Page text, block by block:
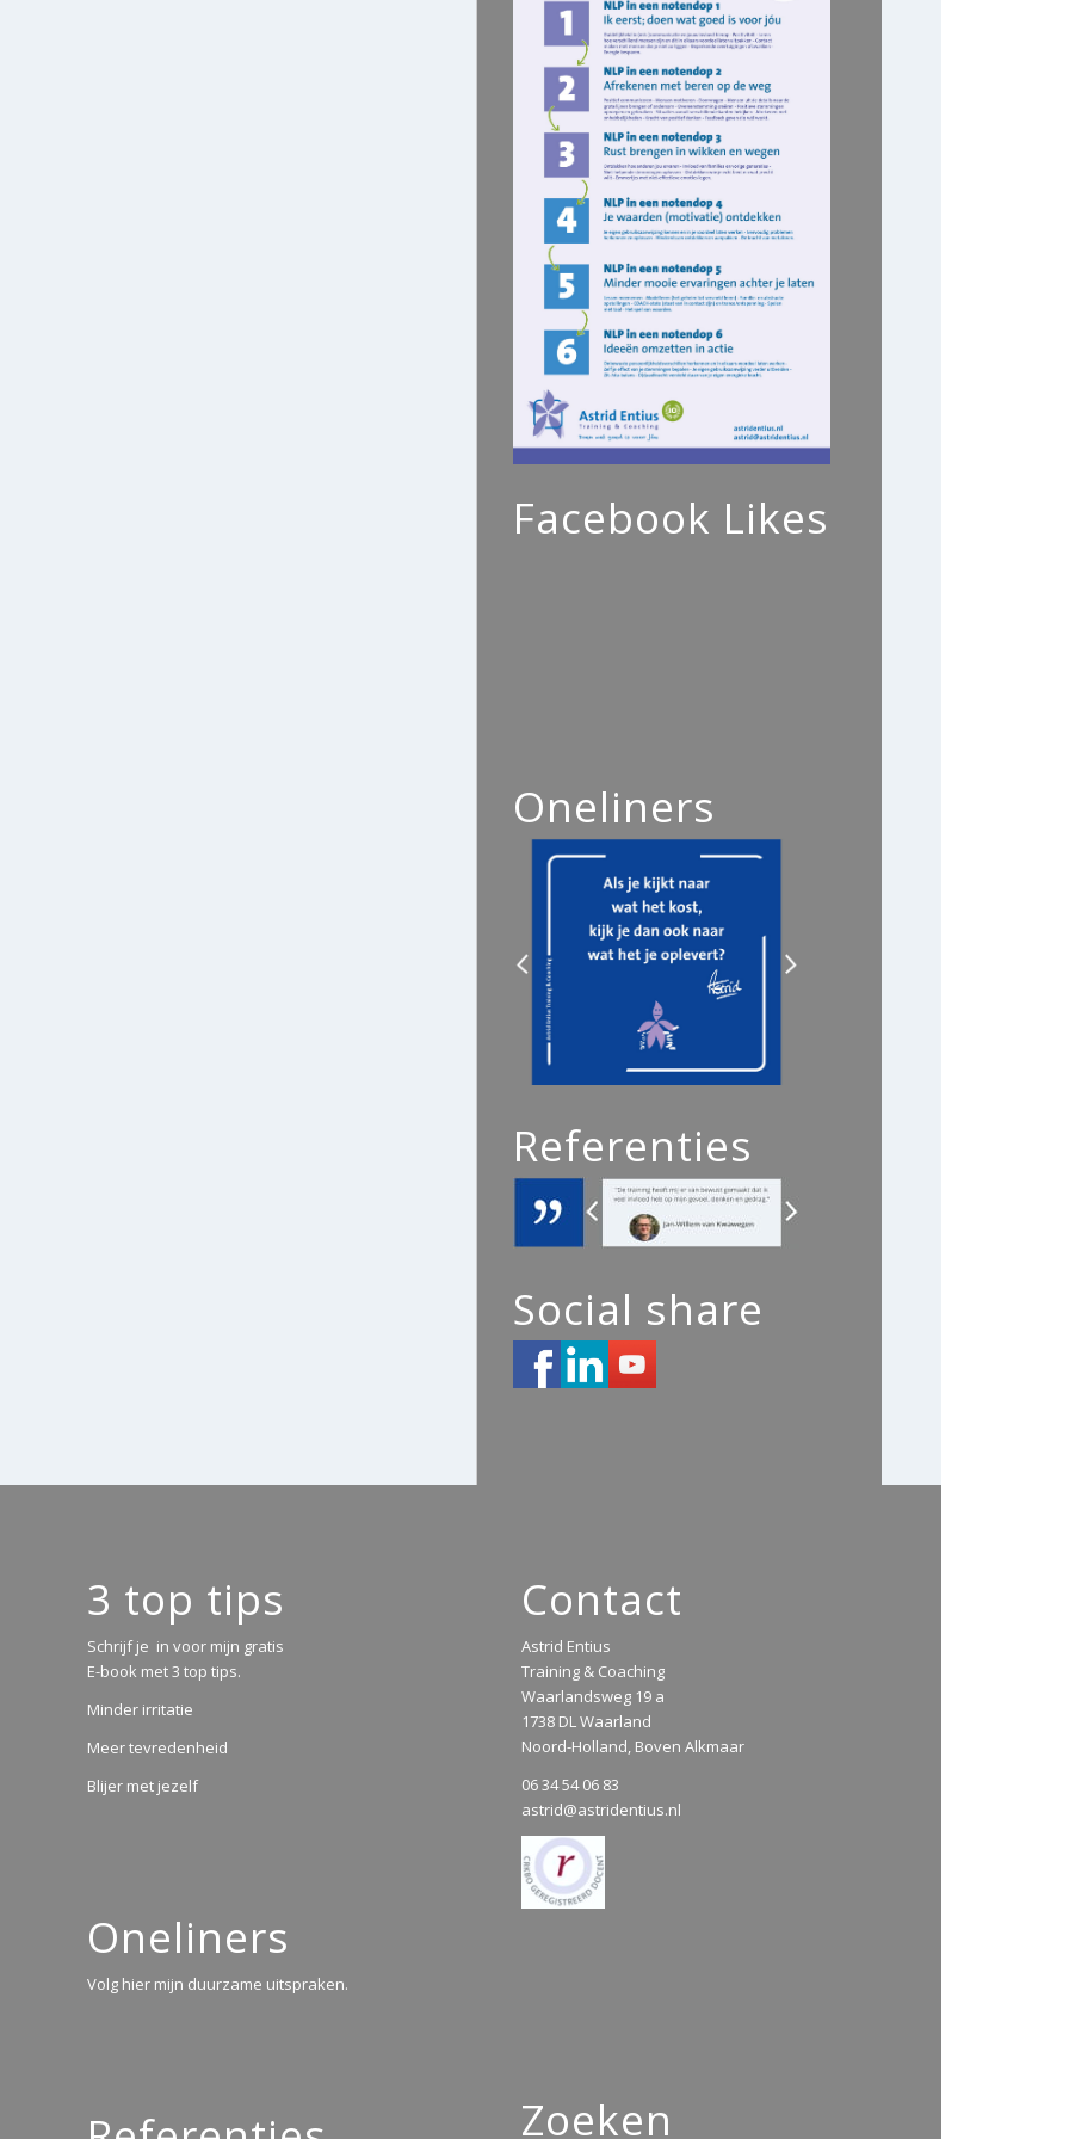
Facebook Likes
Oneliners
Referenties
Social share
3 top tips
Schrijf je in voor mijn gratis
E-book met 3 top tips.
Minder irritatie
Meer tevredenheid
Blijer met jezelf
Oneliners
Volg hier mijn duurzame uitspraken.
Contact
Astrid Entius
Training & Coaching
Waarlandsweg 19 a
1738 DL Waarland
Noord-Holland, Boven Alkmaar
06 34 54 06 83
astrid@astridentius.nl
Zoeken